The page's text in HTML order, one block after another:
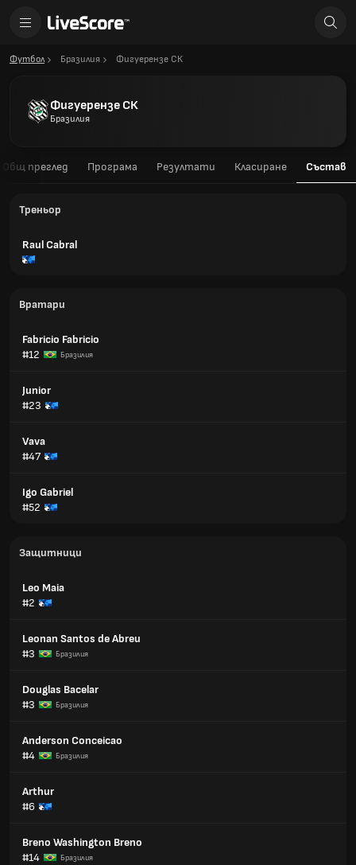
Футбол Бразилия Фигуерензе СК
Фигуерензе СК
Бразилия
Общ преглед Програма Резултати Класиране Състав
Треньор
Raul Cabral
Вратари
Fabricio Fabricio
#12
Бразилия
Junior
#23
Vava
#47
Igo Gabriel
#52
Защитници
Leo Maia
#2
Leonan Santos de Abreu
#3
Бразилия
Douglas Bacelar
#3
Бразилия
Anderson Conceicao
#4
Бразилия
Arthur
#6
Breno Washington Breno
#14
Бразилия